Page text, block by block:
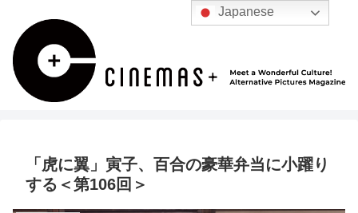
「虎に翼」寅子、百合の豪華弁当に小躍り
する＜第106回＞
Japanese